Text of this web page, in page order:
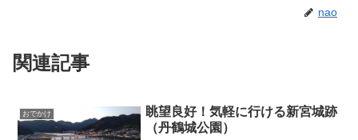
nao
関連記事
おでかけ
眺望良好！気軽に行ける新宮城跡
（丹鶴城公園）